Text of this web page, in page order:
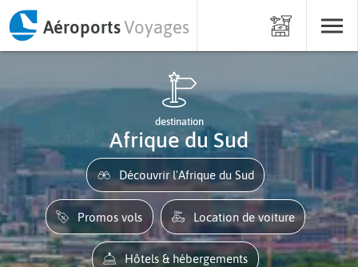
AéroportsVoyages
destination
Afrique du Sud
Découvrir l'Afrique du Sud
Promos vols Location de voiture
Hôtels & hébergements